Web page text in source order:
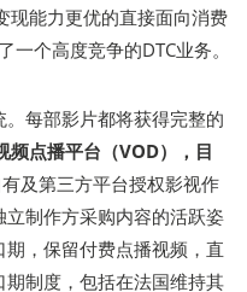
现能力更优的直接面向消费
个高度竞争的DTC业务。
每部影片都将获得完整的
频点播平台（VOD），目
及第三方平台授权影视作
制作方采购内容的活跃姿
，保留付费点播视频，直
制度，包括在法国维持其